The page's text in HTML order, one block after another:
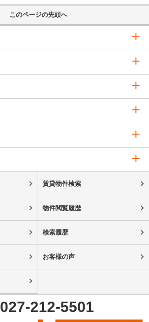
このページの先頭へ
賃貸物件検索
物件閲覧履歴
検索履歴
お客様の声
027-212-5501